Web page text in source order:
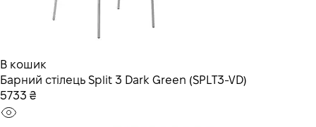
В кошик
Барний стілець Split 3 Dark Green (SPLT3-VD)
5733 ₴